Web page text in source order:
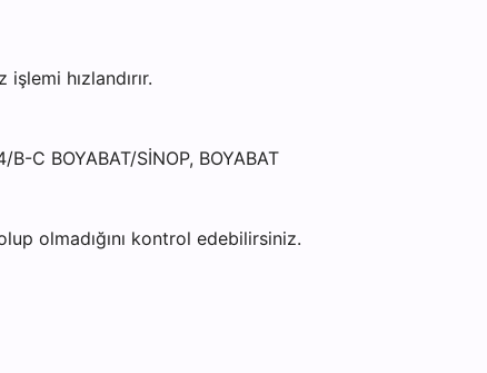
hızlandırır.
C BOYABAT/SİNOP, BOYABAT
olmadığını kontrol edebilirsiniz.